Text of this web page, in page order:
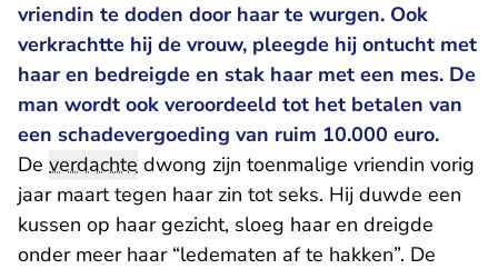
vriendin te doden door haar te wurgen. Ook
verkrachtte hij de vrouw, pleegde hij ontucht met
haar en bedreigde en stak haar met een mes. De
man wordt ook veroordeeld tot het betalen van
een schadevergoeding van ruim 10.000 euro.
De verdachte dwong zijn toenmalige vriendin vorig
jaar maart tegen haar zin tot seks. Hij duwde een
kussen op haar gezicht, sloeg haar en dreigde
onder meer haar “ledematen af te hakken”. De